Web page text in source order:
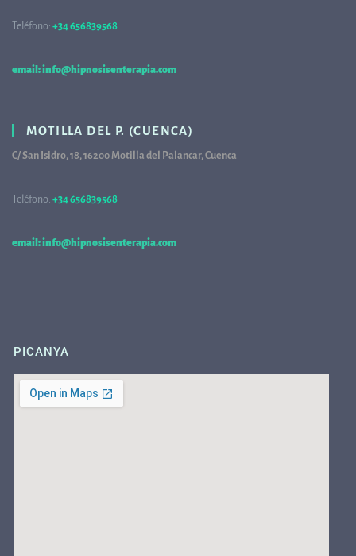
Teléfono: +34 656839568
email: info@hipnosisenterapia.com
MOTILLA DEL P. (CUENCA)
C/ San Isidro, 18, 16200 Motilla del Palancar, Cuenca
Teléfono: +34 656839568
email: info@hipnosisenterapia.com
PICANYA